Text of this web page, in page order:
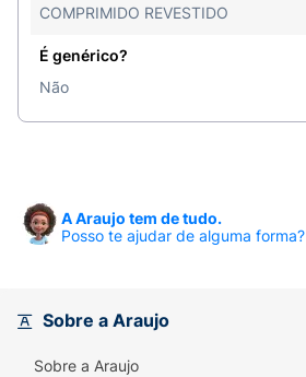
COMPRIMIDO REVESTIDO
É genérico?
Não
A Araujo tem de tudo.
Posso te ajudar de alguma forma?
Sobre a Araujo
Sobre a Araujo